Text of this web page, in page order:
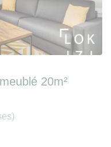
20m²